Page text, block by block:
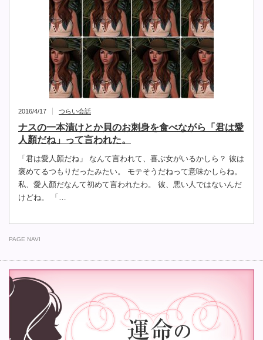
2016/4/17 つらい会話
ナスの一本漬けとか貝のお刺身を食べながら「君は愛
人顏だね」って言われた。
「君は愛人顏だね」 なんて言われて、喜ぶ女がいるかしら？ 彼は
褒めてるつもりだったみたい。 モテそうだねって意味かしらね。
私、愛人顏だなんて初めて言われたわ。 彼、悪い人ではないんだ
けどね。 「…
PAGE NAVI